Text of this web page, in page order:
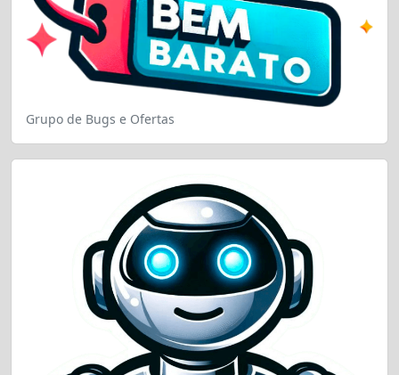
Grupo de Bugs e Ofertas